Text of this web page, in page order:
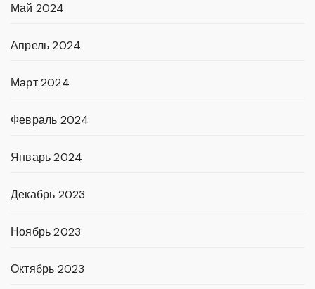
Май 2024
Апрель 2024
Март 2024
Февраль 2024
Январь 2024
Декабрь 2023
Ноябрь 2023
Октябрь 2023